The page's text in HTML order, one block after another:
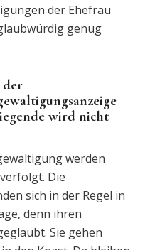
der Ehefrau
genug
wird nicht
werden
Die
sich in der Regel in
denn ihren
Sie gehen